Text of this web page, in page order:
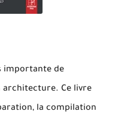
importante de
architecture. Ce livre
la compilation